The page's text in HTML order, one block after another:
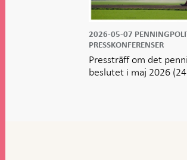
2026-05-07
PRESSKONFERENSER
Pressträff om det
beslutet i maj 2026